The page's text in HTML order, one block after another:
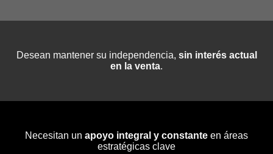
Desean mantener su independencia, sin interés actual
en la venta.
Necesitan un apoyo integral y constante en áreas
estratégicas clave